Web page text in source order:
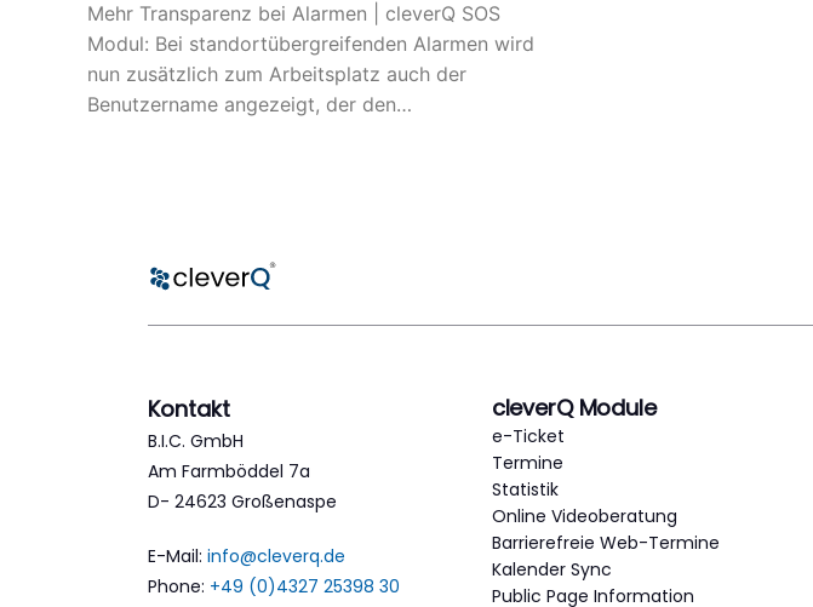
Mehr Transparenz bei Alarmen | cleverQ SOS
Modul: Bei standortübergreifenden Alarmen wird
nun zusätzlich zum Arbeitsplatz auch der
Benutzername angezeigt, der den…
Kontakt
B.I.C. GmbH
Am Farmböddel 7a
D- 24623 Großenaspe
E-Mail: info@cleverq.de
Phone: +49 (0)4327 25398 30
cleverQ Module
e-Ticket
Termine
Statistik
Online Videoberatung
Barrierefreie Web-Termine
Kalender Sync
Public Page Information